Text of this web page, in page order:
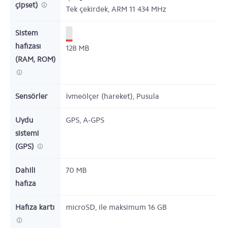
çipset)
Tek çekirdek, ARM 11 434 MHz
Sistem
hafızası
(RAM, ROM)
128 MB
Sensörler İvmeölçer (hareket), Pusula
Uydu
sistemi
(GPS)
GPS, A-GPS
Dahili
hafıza
70 MB
Hafıza kartı microSD, ile maksimum 16 GB